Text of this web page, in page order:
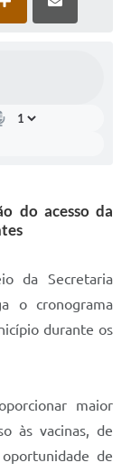
do acesso da
da Secretaria
o cronograma
durante os
maior
às vacinas, de
de